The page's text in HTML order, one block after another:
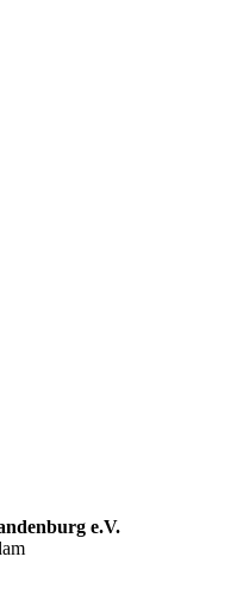
e.V.